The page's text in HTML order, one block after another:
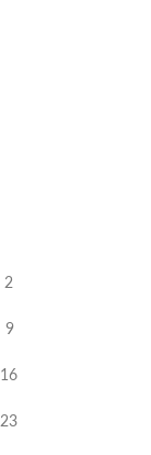
2
9
16
23